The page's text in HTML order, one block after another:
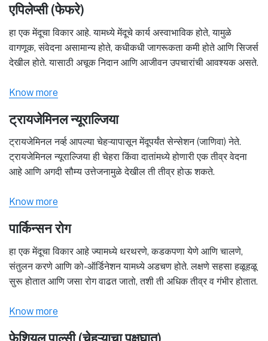
एपिलेप्सी (फेफरे)
हा एक मेंदूचा विकार आहे. यामध्ये मेंदूचे कार्य अस्वाभाविक होते, यामुळे
वागणूक, संवेदना असामान्य होते, कधीकधी जागरूकता कमी होते आणि सिजर्स
देखील होते. यासाठी अचूक निदान आणि आजीवन उपचारांची आवश्यक असते.
Know more
ट्रायजेमिनल न्यूराल्जिया
ट्रायजेमिनल नर्व्ह आपल्या चेहऱ्यापासून मेंदूपर्यंत सेन्सेशन (जाणिवा) नेते.
ट्रायजेमिनल न्यूराल्जिया ही चेहरा किंवा दातांमध्ये होणारी एक तीव्र वेदना
आहे आणि अगदी सौम्य उत्तेजनामुळे देखील ती तीव्र होऊ शकते.
Know more
पार्किन्सन रोग
हा एक मेंदूचा विकार आहे ज्यामध्ये थरथरणे, कडकपणा येणे आणि चालणे,
संतुलन करणे आणि को-ऑर्डिनेशन यामध्ये अडचण होते. लक्षणे सहसा हळूहळू
सुरू होतात आणि जसा रोग वाढत जातो, तशी ती अधिक तीव्र व गंभीर होतात.
Know more